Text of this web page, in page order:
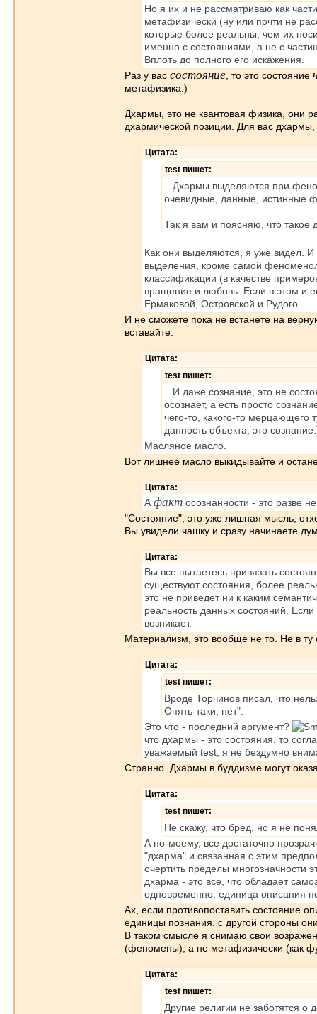
Но я их и не рассматриваю как
метафизически (ну или почти не
которые более реальны, чем их
именно с состояниями, а не с
Вплоть до полного его искажения.
Раз у вас состояние , то это состояние
метафизика.)
Дхармы, это не квантовая физика, они
дхармической позиции. Для вас
Цитата:
test пишет:
...Дхармы выделяются при
очевидные, данные, истинные
Так я вам и поясняю, что такое
Как они выделяются, я уже видел. И
выделения, кроме самой
классификации (в качестве
вращение и любовь. Если в этом и
Ермаковой, Островской и Рудого...
И не сможете пока не встанете на
вставайте.
Цитата:
test пишет:
...И даже сознание, это не
осознаёт, а есть просто
чего-то, какого-то мерцающего
данность объекта, это
Масляное масло.
Вот лишнее масло выкидывайте и
Цитата:
А факт осознанности - это разве
"Состояние", это уже лишная мысль,
Вы увидели чашку и сразу начинаете
Цитата:
Вы все пытаетесь привязать
существуют состояния, более
это не приведет ни к каким
реальность данных состояний.
возникает.
Материализм, это вообще не то. Не в ту
Цитата:
test пишет:
Вроде Торчинов писал, что
Опять-таки, нет".
Это что - последний аргумент?
что дхармы - это состояния, то
уважаемый test, я не бездумно
Странно. Дхармы в буддизме могут
Цитата:
test пишет:
Не скажу, что бред, но я не
А по-моему, все достаточно
"дхарма" и связанная с этим
очертить пределы многозначности
дхарма - это все, что обладает
одновременно, единица описания
Ах, если противопоставить состояние
единицы познания, с другой стороны
В таком смысле я снимаю свои
(феномены), а не метафизически (как
Цитата:
test пишет:
Другие религии не заботятся о